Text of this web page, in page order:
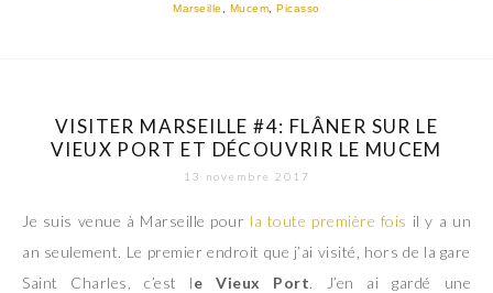
Marseille
Mucem ,Picasso
VISITER MARSEILLE #4: FLÂNER SUR LE
VIEUX PORT ET DÉCOUVRIR LE MUCEM
13 novembre 2017
Je suis venue à Marseille pour la toute première fois il y a un
an seulement. Le premier endroit que j’ai visité, hors de la gare
Saint Charles, c’est le Vieux Port. J’en ai gardé une